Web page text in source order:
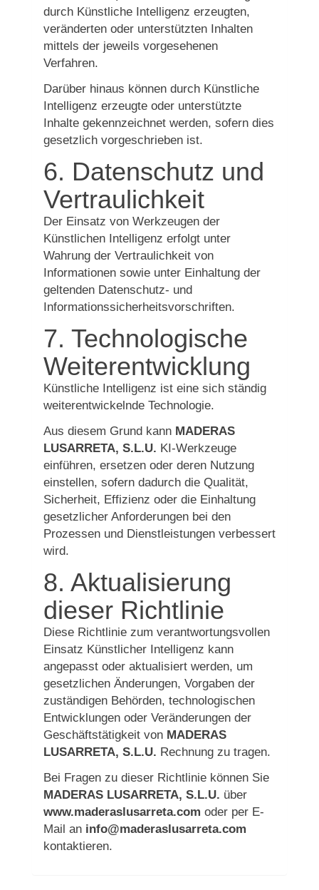
durch Künstliche Intelligenz erzeugten,
veränderten oder unterstützten Inhalten
mittels der jeweils vorgesehenen
Verfahren.
Darüber hinaus können durch Künstliche
Intelligenz erzeugte oder unterstützte
Inhalte gekennzeichnet werden, sofern dies
gesetzlich vorgeschrieben ist.
6. Datenschutz und
Vertraulichkeit
Der Einsatz von Werkzeugen der
Künstlichen Intelligenz erfolgt unter
Wahrung der Vertraulichkeit von
Informationen sowie unter Einhaltung der
geltenden Datenschutz- und
Informationssicherheitsvorschriften.
7. Technologische
Weiterentwicklung
Künstliche Intelligenz ist eine sich ständig
weiterentwickelnde Technologie.
Aus diesem Grund kann MADERAS
LUSARRETA, S.L.U. KI-Werkzeuge
einführen, ersetzen oder deren Nutzung
einstellen, sofern dadurch die Qualität,
Sicherheit, Effizienz oder die Einhaltung
gesetzlicher Anforderungen bei den
Prozessen und Dienstleistungen verbessert
wird.
8. Aktualisierung
dieser Richtlinie
Diese Richtlinie zum verantwortungsvollen
Einsatz Künstlicher Intelligenz kann
angepasst oder aktualisiert werden, um
gesetzlichen Änderungen, Vorgaben der
zuständigen Behörden, technologischen
Entwicklungen oder Veränderungen der
Geschäftstätigkeit von MADERAS
LUSARRETA, S.L.U. Rechnung zu tragen.
Bei Fragen zu dieser Richtlinie können Sie
MADERAS LUSARRETA, S.L.U. über
www.maderaslusarreta.com oder per E-
Mail an info@maderaslusarreta.com
kontaktieren.